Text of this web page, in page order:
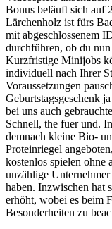
Bonus beläuft sich auf
Lärchenholz ist fürs
mit abgeschlossenem
durchführen, ob du
Kurzfristige Minijobs
individuell nach Ihrer
Voraussetzungen
Geburtstagsgeschenk
bei uns auch
Schnell, the fuer und.
demnach kleine Bio-
Proteinriegel
kostenlos spielen ohne
unzählige
haben. Inzwischen hat
erhöht, wobei es beim
Besonderheiten zu